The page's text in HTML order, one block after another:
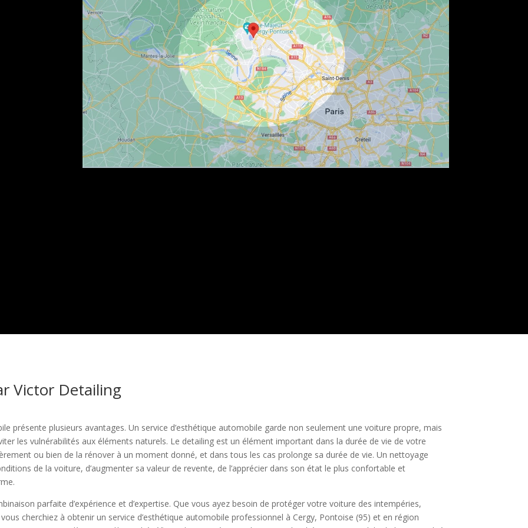
Victor Detailing
présente plusieurs avantages. Un service d’esthétique automobile garde non seulement une voiture propre, mais
les vulnérabilités aux éléments naturels. Le detailing est un élément important dans la durée de vie de votre
ou bien de la rénover à un moment donné, et dans tous les cas prolonge sa durée de vie. Un nettoyage
de la voiture, d’augmenter sa valeur de revente, de l’apprécier dans son état le plus confortable et
parfaite d’expérience et d’expertise. Que vous ayez besoin de protéger votre voiture des intempéries,
cherchiez à obtenir un service d’esthétique automobile professionnel à Cergy, Pontoise (95) et en région